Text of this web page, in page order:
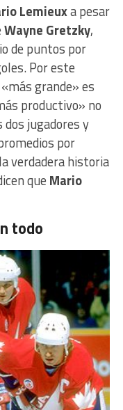
Lemieuxa pesar
Wayne Gretzky,
de puntos por
Por este
grande» es
productivo» no
dos jugadores y
por
verdadera historia
que Mario
todo